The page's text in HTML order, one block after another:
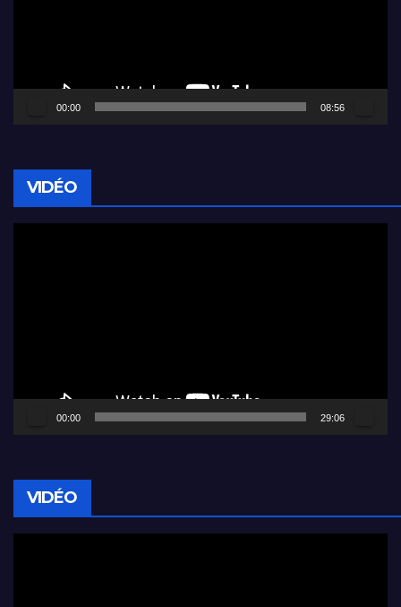
00:00 08:56
VIDÉO
00:00 29:06
VIDÉO